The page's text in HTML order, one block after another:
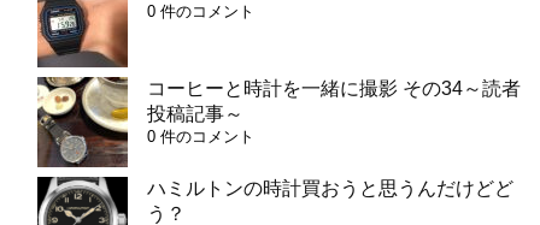
0 件のコメント
コーヒーと時計を一緒に撮影 その34～読者
投稿記事～
0 件のコメント
ハミルトンの時計買おうと思うんだけどど
う？